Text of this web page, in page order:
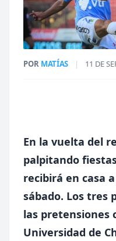
POR MATÍAS | 11 DE
En la vuelta del
palpitando
recibirá en casa
sábado. Los tres
las pretensiones
Universidad de